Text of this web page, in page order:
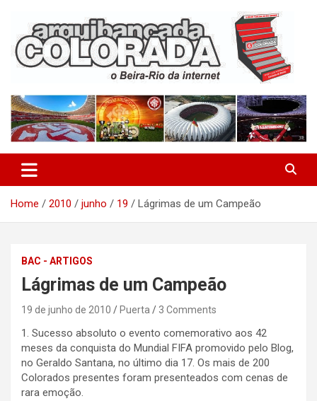
content
Arquibancada Colorada
Home 2010 junho 19 Lágrimas de um Campeão
BAC - ARTIGOS
Lágrimas de um Campeão
19 de junho de 2010 Puerta 3 Comments
1. Sucesso absoluto o evento comemorativo aos 42
meses da conquista do Mundial FIFA promovido pelo Blog,
no Geraldo Santana, no último dia 17. Os mais de 200
Colorados presentes foram presenteados com cenas de
rara emoção.